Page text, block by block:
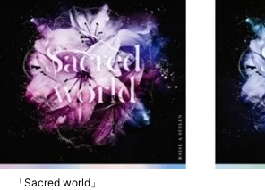
「Sacred world」